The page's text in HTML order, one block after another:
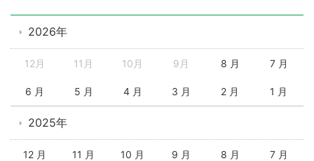
2026年
12月 11月 10月 9月 8 月 7 月
6 月 5 月 4 月 3 月 2 月 1 月
2025年
12 月 11 月 10 月 9 月 8 月 7 月